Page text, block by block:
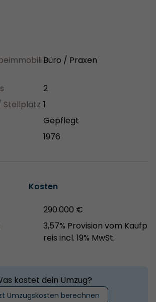
Büro / Praxen
2
Stellplatz 1
Gepflegt
1976
Kosten
290.000 €
3,57% Provision vom Kaufp
reis incl. 19% MwSt.
kostet dein Umzug?
Umzugskosten berechnen